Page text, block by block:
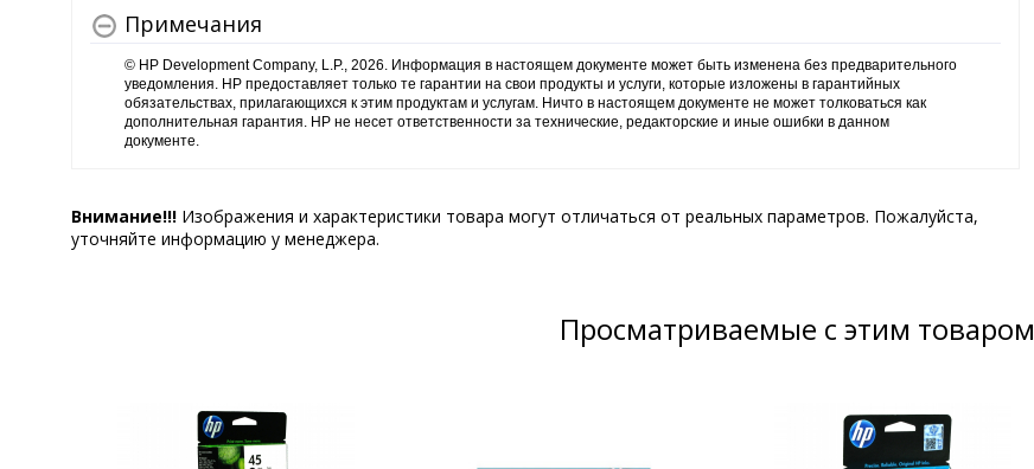
Примечания
© HP Development Company, L.P., 2026. Информация в настоящем документе может быть изменена без предварительного
уведомления. HP предоставляет только те гарантии на свои продукты и услуги, которые изложены в гарантийных
обязательствах, прилагающихся к этим продуктам и услугам. Ничто в настоящем документе не может толковаться как
дополнительная гарантия. HP не несет ответственности за технические, редакторские и иные ошибки в данном
документе.
Внимание!!! Изображения и характеристики товара могут отличаться от реальных параметров. Пожалуйста,
уточняйте информацию у менеджера.
Просматриваемые с этим товаром